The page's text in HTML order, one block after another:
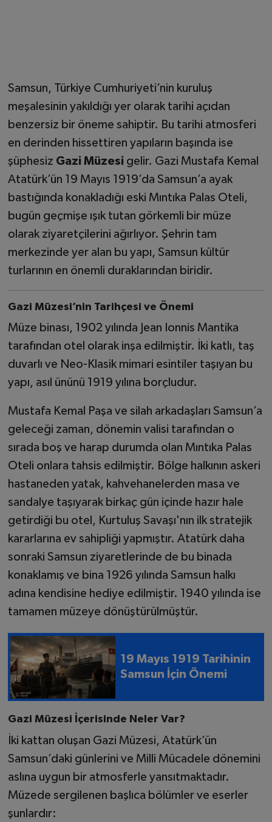
Samsun, Türkiye Cumhuriyeti’nin kuruluş
meşalesinin yakıldığı yer olarak tarihi açıdan
benzersiz bir öneme sahiptir. Bu tarihi atmosferi
en derinden hissettiren yapıların başında ise
şüphesiz Gazi Müzesigelir. Gazi Mustafa Kemal
Atatürk’ün 19 Mayıs 1919’da Samsun’a ayak
bastığında konakladığı eski Mıntıka Palas Oteli,
bugün geçmişe ışık tutan görkemli bir müze
olarak ziyaretçilerini ağırlıyor. Şehrin tam
merkezinde yer alan bu yapı, Samsun kültür
turlarının en önemli duraklarından biridir.
Gazi Müzesi’nin Tarihçesi ve Önemi
Müze binası, 1902 yılında Jean Ionnis Mantika
tarafından otel olarak inşa edilmiştir. İki katlı, taş
duvarlı ve Neo-Klasik mimari esintiler taşıyan bu
yapı, asıl ününü 1919 yılına borçludur.
Mustafa Kemal Paşa ve silah arkadaşları Samsun’a
geleceği zaman, dönemin valisi tarafından o
sırada boş ve harap durumda olan Mıntıka Palas
Oteli onlara tahsis edilmiştir. Bölge halkının askeri
hastaneden yatak, kahvehanelerden masa ve
sandalye taşıyarak birkaç gün içinde hazır hale
getirdiği bu otel, Kurtuluş Savaşı'nın ilk stratejik
kararlarına ev sahipliği yapmıştır. Atatürk daha
sonraki Samsun ziyaretlerinde de bu binada
konaklamış ve bina 1926 yılında Samsun halkı
adına kendisine hediye edilmiştir. 1940 yılında ise
tamamen müzeye dönüştürülmüştür.
19 Mayıs 1919 Tarihinin
Samsun İçin Önemi
Gazi Müzesi İçerisinde Neler Var?
İki kattan oluşan Gazi Müzesi, Atatürk’ün
Samsun’daki günlerini ve Milli Mücadele dönemini
aslına uygun bir atmosferle yansıtmaktadır.
Müzede sergilenen başlıca bölümler ve eserler
şunlardır: